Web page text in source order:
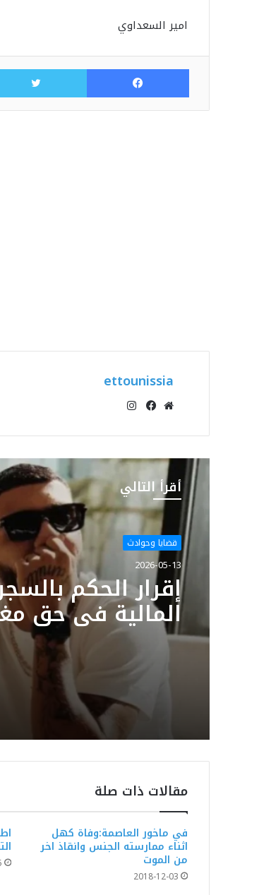
امير السعداوي
فيسبوك
ettounissia
الويب
أقرأ التالي
قضايا وحوادث
2026-05-13
إقرار الحكم
المالية في حق
سمارا
مقالات ذات صلة
في ماخور العاصمة:وفاة كهل
اثناء ممارسته الجنس وانقاذ اخر
من الموت
2018-12-03